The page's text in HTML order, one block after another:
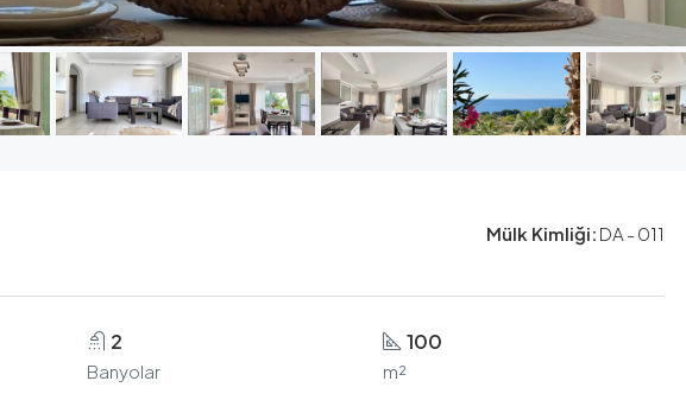
Mülk Kimliği: DA - 011
2
Banyolar
100
m²